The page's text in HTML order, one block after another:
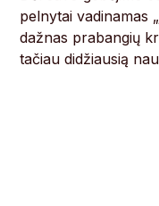
pelnytai vadinamas
dažnas prabangių
tačiau didžiausią